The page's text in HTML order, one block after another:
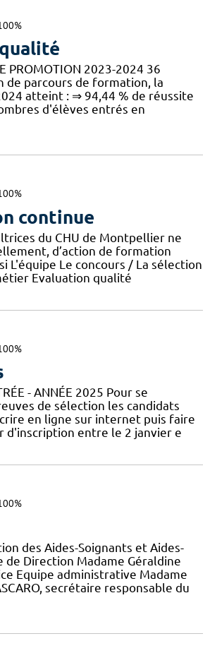
PROMOTION 2023-2024 36
de parcours de formation, la
atteint : ⇒ 94,44 % de réussite
d'élèves entrés en
continue
du CHU de Montpellier ne
d’action de formation
L'équipe Le concours / La sélection
Evaluation qualité
- ANNÉE 2025 Pour se
de sélection les candidats
en ligne sur internet puis faire
d'inscription entre le 2 janvier e
des Aides-Soignants et Aides-
de Direction Madame Géraldine
Equipe administrative Madame
secrétaire responsable du